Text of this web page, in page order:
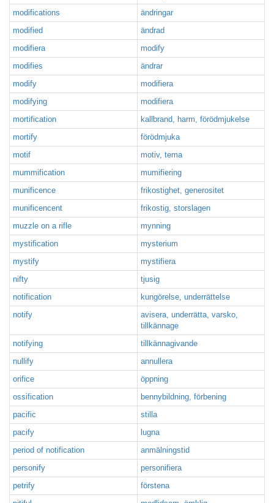
modifications
ändringar
modified
ändrad
modifiera
modify
modifies
ändrar
modify
modifiera
modifying
modifiera
mortification
kallbrand, harm, förödmjukelse
mortify
förödmjuka
motif
motiv, tema
mummification
mumifiering
munificence
frikostighet, generositet
munificencent
frikostig, storslagen
muzzle on a rifle
mynning
mystification
mysterium
mystify
mystifiera
nifty
tjusig
notification
kungörelse, underrättelse
notify
avisera, underrätta, varsko,
tillkännage
notifying
tillkännagivande
nullify
annullera
orifice
öppning
ossification
bennybildning, förbening
pacific
stilla
pacify
lugna
period of notification
anmälningstid
personify
personifiera
petrify
förstena